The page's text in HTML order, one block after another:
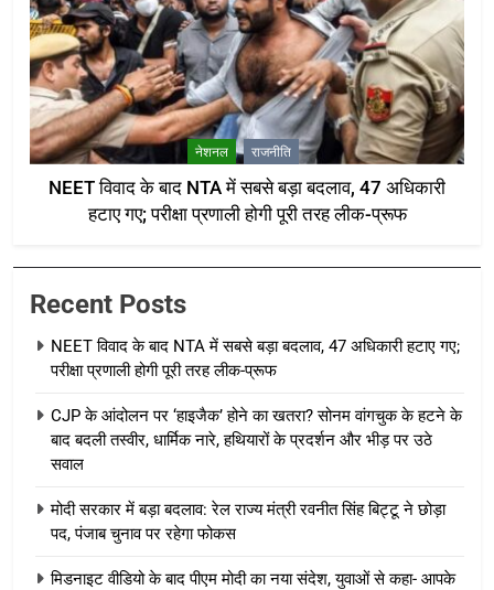
नेशनल राजनीति
NEET विवाद के बाद NTA में सबसे बड़ा बदलाव, 47 अधिकारी
हटाए गए; परीक्षा प्रणाली होगी पूरी तरह लीक-प्रूफ
Recent Posts
NEET विवाद के बाद NTA में सबसे बड़ा बदलाव, 47 अधिकारी हटाए गए;
परीक्षा प्रणाली होगी पूरी तरह लीक-प्रूफ
CJP के आंदोलन पर ‘हाइजैक’ होने का खतरा? सोनम वांगचुक के हटने के
बाद बदली तस्वीर, धार्मिक नारे, हथियारों के प्रदर्शन और भीड़ पर उठे
सवाल
मोदी सरकार में बड़ा बदलाव: रेल राज्य मंत्री रवनीत सिंह बिट्टू ने छोड़ा
पद, पंजाब चुनाव पर रहेगा फोकस
मिडनाइट वीडियो के बाद पीएम मोदी का नया संदेश, युवाओं से कहा- आपके